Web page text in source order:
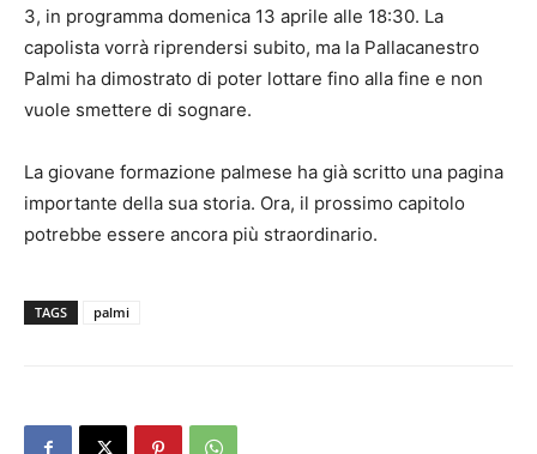
3, in programma domenica 13 aprile alle 18:30. La
capolista vorrà riprendersi subito, ma la Pallacanestro
Palmi ha dimostrato di poter lottare fino alla fine e non
vuole smettere di sognare.
La giovane formazione palmese ha già scritto una pagina
importante della sua storia. Ora, il prossimo capitolo
potrebbe essere ancora più straordinario.
TAGS palmi